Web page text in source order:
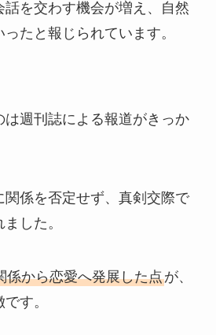
を交わす機会が増え、自然
たと報じられています。
週刊誌による報道がきっか
関係を否定せず、真剣交際で
した。
係から恋愛へ発展した点が、
す。